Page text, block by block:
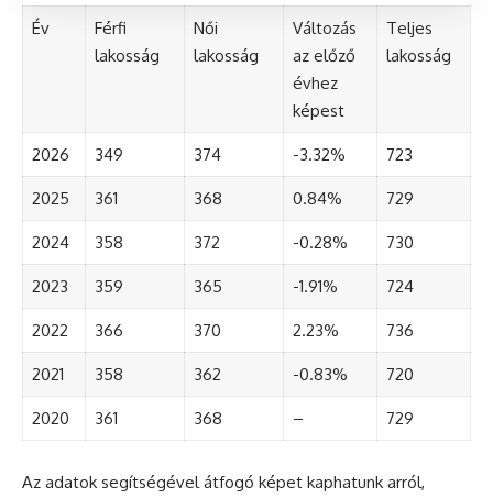
Év
Férfi
lakosság
Női
lakosság
Változás
az előző
évhez
képest
Teljes
lakosság
2026 349 374 -3.32% 723
2025 361 368 0.84% 729
2024 358 372 -0.28% 730
2023 359 365 -1.91% 724
2022 366 370 2.23% 736
2021 358 362 -0.83% 720
2020 361 368 – 729
Az adatok segítségével átfogó képet kaphatunk arról,